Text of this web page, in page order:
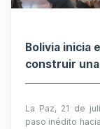
Bolivia inicia
construir
La Paz, 21 de
paso inédito